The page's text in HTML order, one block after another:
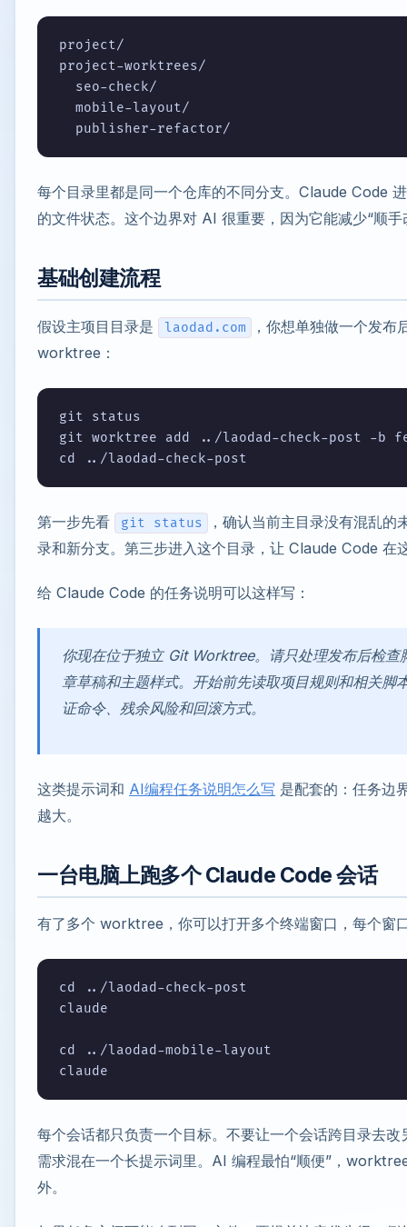
project/
project-worktrees/
  seo-check/
  mobile-layout/
每个目录里都是同一个仓库的不同分支。Claude Code
的文件状态。这个边界对 AI 很重要，因为它能减少“顺
基础创建流程
假设主项目目录是 laodad.com
，你想单独做一个发
worktree：
git status
git worktree add ../laodad-check-post -b
第一步先看 git status
，确认当前主目录没有混乱
录和新分支。第三步进入这个目录，让 Claude Code 在
给 Claude Code 的任务说明可以这样写：
你现在位于独立 Git Worktree。请只处理发布后检查
章草稿和主题样式。开始前先读取项目规则和相关脚
证命令、残余风险和回滚方式。
这类提示词和 AI编程任务说明怎么写 是配套的：任务边
越大。
一台电脑上跑多个 Claude Code 会话
有了多个 worktree，你可以打开多个终端窗口，每个窗
cd ../laodad-check-post
claude
cd ../laodad-mobile-layout
每个会话都只负责一个目标。不要让一个会话跨目录去
需求混在一个长提示词里。AI 编程最怕“顺便”，
外。